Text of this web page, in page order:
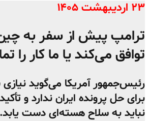
۲۳ اردیبهشت ۱۴۰۵
ترامپ پیش از سفر به
توافق می‌کند یا ما کار را
رئیس‌جمهور آمریکا می‌گوید
برای حل پرونده ایران ندارد و
نباید به سلاح هسته‌ای دست یابد.